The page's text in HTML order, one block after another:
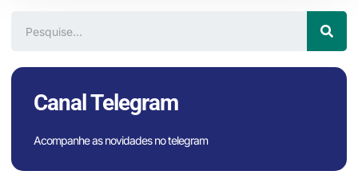
Canal Telegram
Acompanhe as novidades no telegram